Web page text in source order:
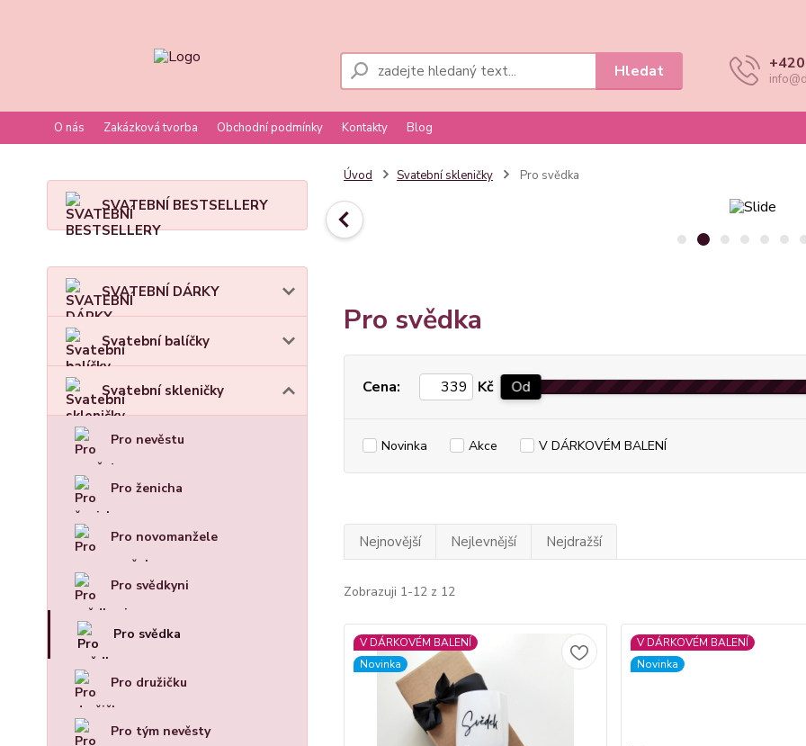
O nás Zakázková tvorba Obchodní podmínky Kontakty Blog
Hledat
SVATEBNÍ BESTSELLERY
SVATEBNÍ DÁRKY
Svatební balíčky
Svatební skleničky
Pro nevěstu
Pro ženicha
Pro novomanžele
Pro svědkyni
Pro svědka
Pro družičku
Pro tým nevěsty
Úvod Svatební skleničky Pro svědka
Pro svědka
Cena: Kč Od
Novinka Akce V DÁRKOVÉM BALENÍ
Nejnovější Nejlevnější Nejdražší
Zobrazuji 1-12 z 12
V DÁRKOVÉM BALENÍ
Novinka
V DÁRKOVÉM BALENÍ
Novinka